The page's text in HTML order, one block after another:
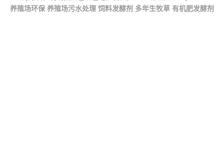
养殖场环保 养殖场污水处理 饲料发酵剂 多年生牧草 有机肥发酵剂